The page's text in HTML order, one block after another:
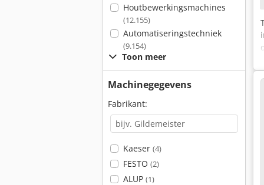
Houtbewerkingsmachines
(12.155)
Automatiseringstechniek
(9.154)
Toon meer
Machinegegevens
Fabrikant:
Kaeser (4)
FESTO (2)
ALUP (1)